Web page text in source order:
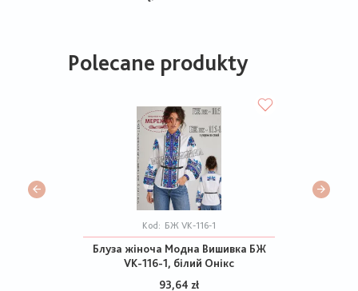
Polecane produkty
Kod: БЖ VK-116-1
Блуза жіноча Модна Вишивка БЖ
VK-116-1, білий Онікс
93,64 zł